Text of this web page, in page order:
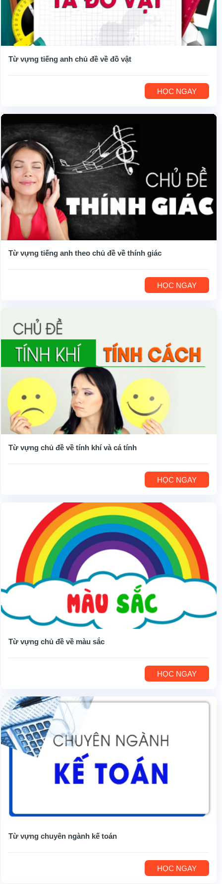
Từ vựng tiếng anh chủ đề về đồ vật
HỌC NGAY
Từ vựng tiếng anh theo chủ đề về thính giác
HỌC NGAY
Từ vựng chủ đề về tính khí và cá tính
HỌC NGAY
Từ vựng chủ đề về màu sắc
HỌC NGAY
Từ vựng chuyên ngành kế toán
HỌC NGAY